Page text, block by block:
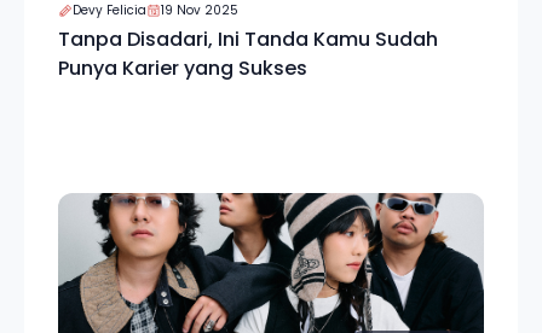
Devy Felicia 19 Nov 2025
Tanpa Disadari, Ini Tanda Kamu Sudah
Punya Karier yang Sukses